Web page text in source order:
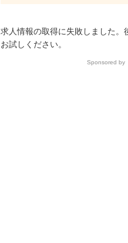
求人情報の取得に失敗しました。
お試しください。
Sponsored by